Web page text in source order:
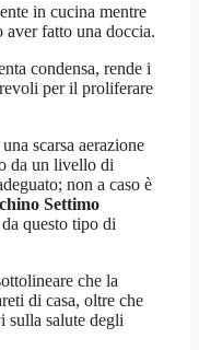
in cucina mentre
aver fatto una doccia.
condensa, rende i
per il proliferare
scarsa aerazione
da un livello di
non a caso è
Settimo
questo tipo di
che la
di casa, oltre che
sulla salute degli